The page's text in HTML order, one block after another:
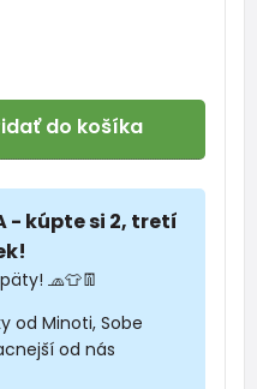
do košíka
- kúpte si 2, tretí
🧢👕👖
od Minoti, Sobe
od nás